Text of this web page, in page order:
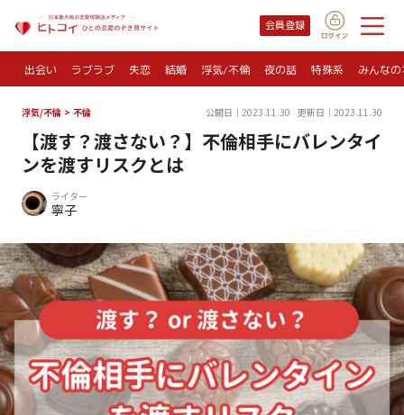
会員登録
出会い ラブラブ 失恋 結婚 浮気/不倫 夜の話 特殊系 みんな
浮気/不倫 > 不倫 公開日｜2023.11.30 更新日｜2023.11.30
【渡す？渡さない？】不倫相手にバレンタイ
ンを渡すリスクとは
ライター
寧子